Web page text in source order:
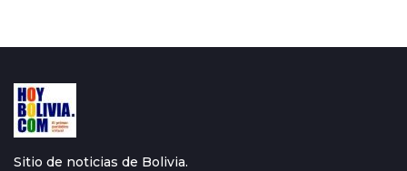
Sitio de noticias de Bolivia.